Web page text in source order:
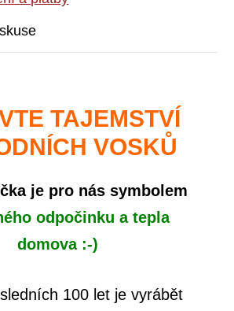
TAJEMSTVÍ
VOSKŮ
je pro nás symbolem
odpočinku a tepla
domova :-)
100 let je vyrábět